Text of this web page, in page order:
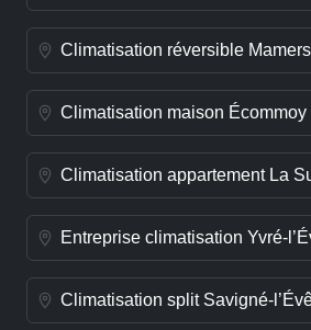
Climatisation réversible Mamers
Climatisation maison Écommoy
Climatisation appartement La
Entreprise climatisation Yvré-
Climatisation split Savigné-